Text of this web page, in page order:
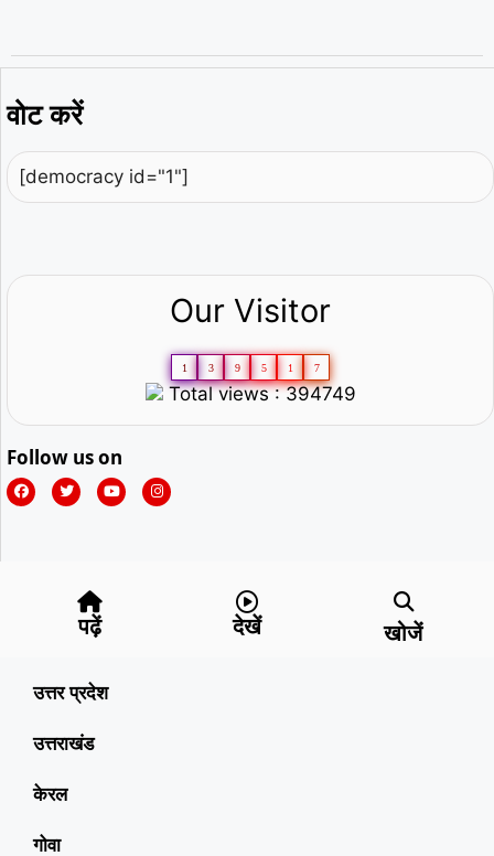
वोट करें
[democracy id="1"]
Our Visitor
1 3 9 5 1 7
Total views : 394749
Follow us on
पढ़ें देखें खोजें
उत्तर प्रदेश
उत्तराखंड
केरल
गोवा